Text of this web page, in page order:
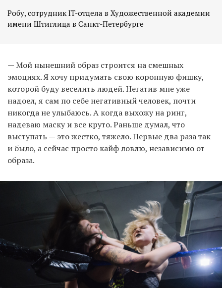
Робу, сотрудник IT-отдела в Художественной академии
имени Штиглица в Санкт-Петербурге
— Мой нынешний образ строится на смешных
эмоциях. Я хочу придумать свою коронную фишку,
которой буду веселить людей. Негатив мне уже
надоел, я сам по себе негативный человек, почти
никогда не улыбаюсь. А когда выхожу на ринг,
надеваю маску и все круто. Раньше думал, что
выступать — это жестко, тяжело. Первые два раза так
и было, а сейчас просто кайф ловлю, независимо от
образа.